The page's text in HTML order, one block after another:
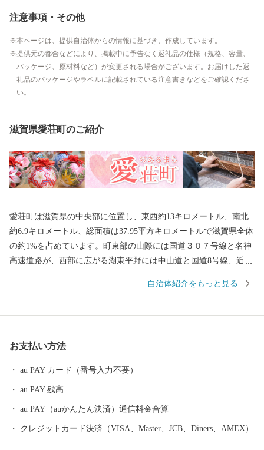
注意事項・その他
本ページは、提供自治体からの情報に基づき、作成しています。
提供元の都合などにより、掲載中に予告なく返礼品の仕様（規格、容量、
パッケージ、原材料など）が変更される場合がございます。お届けした返
礼品のパッケージやラベルに記載されている注意書きなどをご確認くださ
い。
滋賀県愛荘町のご紹介
愛荘町は滋賀県の中央部に位置し、東西約13キロメートル、南北
約6.9キロメートル、総面積は37.95平方キロメートルで滋賀県全体
の約1%を占めています。町東部の山際には国道３０７号線と名神
高速道路が、西部に広がる湖東平野には中山道と国道8号線、近江
衝地でもあります。この名神高速道路の秦荘スマートＩＣを利用
し、鈴鹿山系からの豊かな清水と自然に恵まれ、古くから水との
関わりが深いまちで、この地形が農業をはじめとするさまざまな
る春、太陽の光を受けて深緑のみどりがまぶしい夏、田園風景が
小麦色に染まる秋、まっ白い雪景色に包まれる冬。このように彩
り豊かな自然と、美しい水辺空間が愛荘町を囲んでいます。 こ
自治体紹介をもっと見る
お支払い方法
au PAY カード（番号入力不要）
au PAY 残高
au PAY（auかんたん決済）通信料金合算
クレジットカード決済（VISA、Master、JCB、Diners、AMEX）